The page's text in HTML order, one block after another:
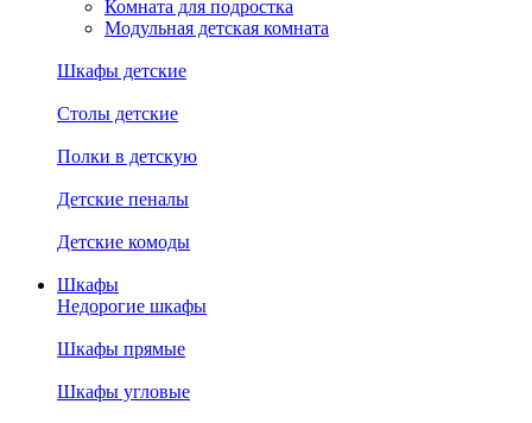
Комната для подростка
Модульная детская комната
Шкафы детские
Столы детские
Полки в детскую
Детские пеналы
Детские комоды
Шкафы
Недорогие шкафы
Шкафы прямые
Шкафы угловые